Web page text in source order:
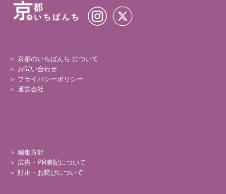
＞ 京都のいちばんち について
＞ お問い合わせ
＞ プライバシーポリシー
＞ 運営会社
＞ 編集方針
＞ 広告・PR表記について
＞ 訂正・お詫びについて